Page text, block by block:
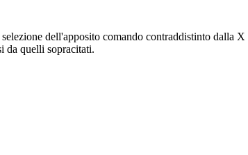
dell'apposito comando contraddistinto dalla
da quelli sopracitati.